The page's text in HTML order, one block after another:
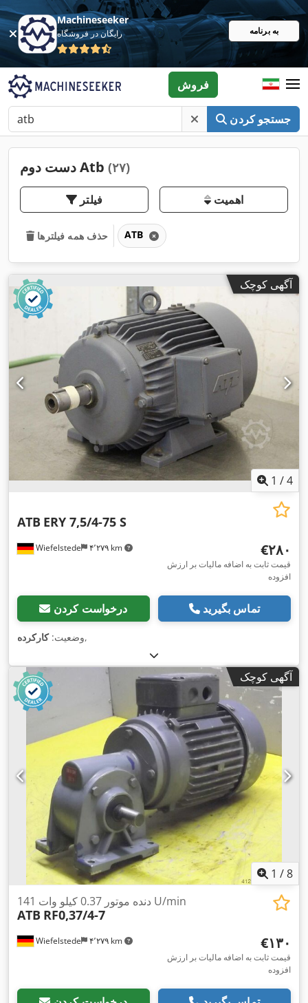
Machineseeker
رایگان در فروشگاه به برنامه
جستجو کردن
فروش
دست دوم Atb (۲۷)
فیلتر اهمیت
حذف همه فیلترها ATB
آگهی کوچک
1 /4
Wiefelstede ۴٬۲۷۹ km
ATB ERY 7,5/4-75 S
‎€۲۸۰
قیمت ثابت به اضافه مالیات بر ارزش
افزوده
درخواست کردن تماس بگیرید
وضعیت:کارکرده ,
آگهی کوچک
1 /8
Wiefelstede ۴٬۲۷۹ km
دنده موتور 0.37 کیلو وات 141 U/min
ATB RF0,37/4-7
‎€۱۳۰
قیمت ثابت به اضافه مالیات بر ارزش
افزوده